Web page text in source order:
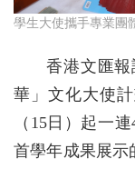
學生大使攜手專業團
香港文匯
華」文化大使
（15日）起一
首學年成果展示